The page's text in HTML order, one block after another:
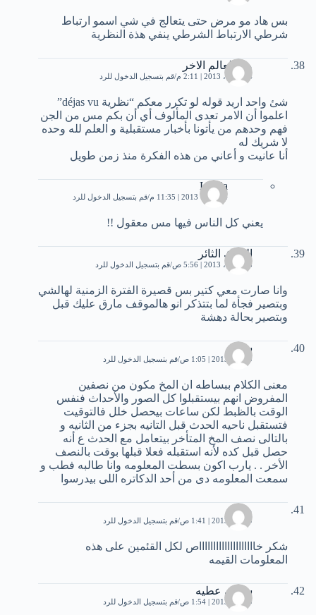
بس هاد مو مرض حتى يتعالج في شي اسمو ارتباط
شرطي الارتباط الشرطي ينفي هذة النظرية
من العالم الاخر
24 أبريل، 2013 | 2:11 م قم بتسجيل الدخول للرد
شئ واحد اريد قوله لو تكرر معكم “نظرية déjas vu”
اعلموا أن الامر تعدى المألوف أي أن بكم مس من الجن
فهم وحدهم من يأتونا بأخبار مستقبلية و العلم لله وحده
لا شريك له
أنا عانيت و أعاني من هذه الفكرة منذ زمن طويل
Lamia
4 أكتوبر، 2013 | 11:35 م قم بتسجيل الدخول للرد
يعني كل الناس فيها مس معقول !!
الملاك الثائر
25 أبريل، 2013 | 5:56 ص قم بتسجيل الدخول للرد
وانا صارت معي كتير بس قصيرة الفترة الزمنية لهالشي
وبتصير فجأة لما بتتذكر انو هالموقف مارق عليك قبل
وبتصير بحالة دهشة
ساره
9 مايو، 2013 | 1:05 ص قم بتسجيل الدخول للرد
معنى الكلام ببساطه ان المخ مكون من نصفين
المفروض انهم بيستقبلوا كل الصور والأحداث فنفس
الوقت بالظبط لكن ساعات بيحصل خلل فالتوقيت
فتستقبل ناحيه الحدث قبل التانيه بجزء من الثانيه و
بالتالى نصف المخ المتأخر بيتعامل مع الحدث ع أنه
حصل قبل كده لأنه استقبله فعلا قبلها بوقت بالنصف
الأخر . . يارب اكون بسطت المعلومه وانا طالبه فطب و
سمعت المعلومه دى من أحد الدكاتره اللى بيدرسوا
محمد
9 مايو، 2013 | 1:41 ص قم بتسجيل الدخول للرد
شكر خااااااااااااااااااااص لكل القئمين على هذه
المعلومات القيمه
سامي عطيه
9 مايو، 2013 | 1:54 ص قم بتسجيل الدخول للرد